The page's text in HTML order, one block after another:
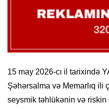
15 may 2026-cı il tarixində
Şəhərsalma və Memarlıq ili
seysmik təhlükənin və